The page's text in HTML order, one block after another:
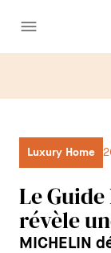
Luxury Home
Le
révèle
MICHELIN